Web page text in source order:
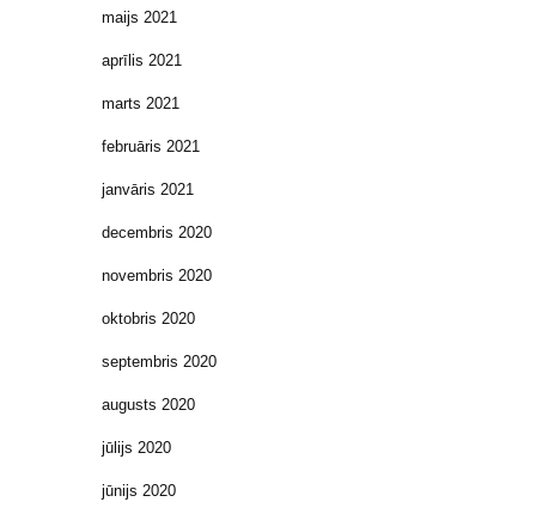
maijs 2021
aprīlis 2021
marts 2021
februāris 2021
janvāris 2021
decembris 2020
novembris 2020
oktobris 2020
septembris 2020
augusts 2020
jūlijs 2020
jūnijs 2020